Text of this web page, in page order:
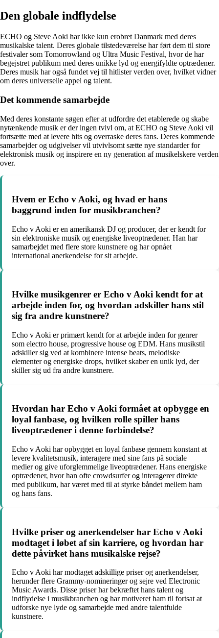
Den globale indflydelse
ECHO og Steve Aoki har ikke kun erobret Danmark med deres
musikalske talent. Deres globale tilstedeværelse har ført dem til store
festivaler som Tomorrowland og Ultra Music Festival, hvor de har
begejstret publikum med deres unikke lyd og energifyldte optrædener.
Deres musik har også fundet vej til hitlister verden over, hvilket vidner
om deres universelle appel og talent.
Det kommende samarbejde
Med deres konstante søgen efter at udfordre det etablerede og skabe
nytænkende musik er der ingen tvivl om, at ECHO og Steve Aoki vil
fortsætte med at levere hits og overraske deres fans. Deres kommende
samarbejder og udgivelser vil utvivlsomt sætte nye standarder for
elektronisk musik og inspirere en ny generation af musikelskere verden
over.
Hvem er Echo v Aoki, og hvad er hans
baggrund inden for musikbranchen?
Echo v Aoki er en amerikansk DJ og producer, der er kendt for
sin elektroniske musik og energiske liveoptrædener. Han har
samarbejdet med flere store kunstnere og har opnået
international anerkendelse for sit arbejde.
Hvilke musikgenrer er Echo v Aoki kendt for at
arbejde inden for, og hvordan adskiller hans stil
sig fra andre kunstnere?
Echo v Aoki er primært kendt for at arbejde inden for genrer
som electro house, progressive house og EDM. Hans musikstil
adskiller sig ved at kombinere intense beats, melodiske
elementer og energiske drops, hvilket skaber en unik lyd, der
skiller sig ud fra andre kunstnere.
Hvordan har Echo v Aoki formået at opbygge en
loyal fanbase, og hvilken rolle spiller hans
liveoptrædener i denne forbindelse?
Echo v Aoki har opbygget en loyal fanbase gennem konstant at
levere kvalitetsmusik, interagere med sine fans på sociale
medier og give uforglemmelige liveoptrædener. Hans energiske
optrædener, hvor han ofte crowdsurfer og interagerer direkte
med publikum, har været med til at styrke båndet mellem ham
og hans fans.
Hvilke priser og anerkendelser har Echo v Aoki
modtaget i løbet af sin karriere, og hvordan har
dette påvirket hans musikalske rejse?
Echo v Aoki har modtaget adskillige priser og anerkendelser,
herunder flere Grammy-nomineringer og sejre ved Electronic
Music Awards. Disse priser har bekræftet hans talent og
indflydelse i musikbranchen og har motiveret ham til fortsat at
udforske nye lyde og samarbejde med andre talentfulde
kunstnere.